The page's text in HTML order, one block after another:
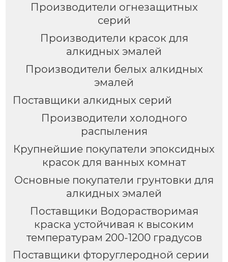
Производители огнезащитных
серий
Производители красок для
алкидных эмалей
Производители белых алкидных
эмалей
Поставщики алкидных серий
Производители холодного
распыления
Крупнейшие покупатели эпоксидных
красок для ванных комнат
Основные покупатели грунтовки для
алкидных эмалей
Поставщики Водорастворимая
краска устойчивая к высоким
температурам 200-1200 градусов
Поставщики фторуглеродной серии